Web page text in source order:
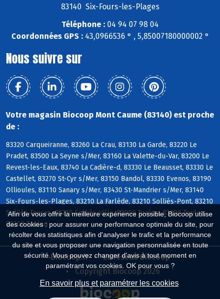
Afin de vous offrir la meilleure expérience possible, Biocoop utilise
des cookies : pour assurer une performance optimale du site, pour
récolter des statistiques afin d'analyser le trafic et la performance
du site et vous proposer une navigation personnalisée en toute
sécurité. Vous pouvez changer d'avis à tout moment en
paramétrant vos cookies. OK pour vous ?
En savoir plus et paramétrer les cookies
83140 Six-Fours-les-Plages
Téléphone : 04 94 07 98 04
Coordonnées GPS :43,0966536 ° , 5,85007180000002 °
Nous suivre sur
Votre magasin Biocoop Mont Caume (83140) est proche
de :
83320 Carqueiranne, 83260 La Crau, 83130 La Garde, 83220 Le
Pradet, 83500 La Seyne s/Mer, 83160 La Valette-du-Var, 83200 Le
Revest-les-Eaux, 83740 La Cadière-d, 83330 Le Beausset, 83330 Le
Castellet, 83270 St-Cyr s/Mer, 83150 Bandol, 83330 Evenos, 83190
Ollioules, 83110 Sanary s/Mer, 83430 St-Mandrier s/Mer, 83140
Six-Fours-les-Plages, 83210 La Farlède, 83210 Solliès-Pont, 83210
Solliès-Toucas, 83210 Solliès-Ville, 83000 Toulon, 83100 Toulon,
83200 Toulon
Biocoop.fr
Le réseau Biocoop
Copyright Biocoop 2026